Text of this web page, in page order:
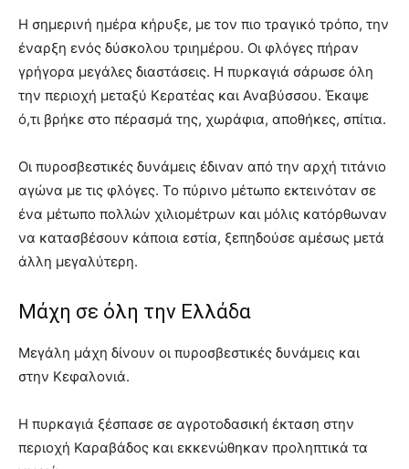
Η σημερινή ημέρα κήρυξε, με τον πιο τραγικό τρόπο, την
έναρξη ενός δύσκολου τριημέρου. Οι φλόγες πήραν
γρήγορα μεγάλες διαστάσεις. Η πυρκαγιά σάρωσε όλη
την περιοχή μεταξύ Κερατέας και Αναβύσσου. Έκαψε
ό,τι βρήκε στο πέρασμά της, χωράφια, αποθήκες, σπίτια.
Οι πυροσβεστικές δυνάμεις έδιναν από την αρχή τιτάνιο
αγώνα με τις φλόγες. Το πύρινο μέτωπο εκτεινόταν σε
ένα μέτωπο πολλών χιλιομέτρων και μόλις κατόρθωναν
να κατασβέσουν κάποια εστία, ξεπηδούσε αμέσως μετά
άλλη μεγαλύτερη.
Μάχη σε όλη την Ελλάδα
Μεγάλη μάχη δίνουν οι πυροσβεστικές δυνάμεις και
στην Κεφαλονιά.
Η πυρκαγιά ξέσπασε σε αγροτοδασική έκταση στην
περιοχή Καραβάδος και εκκενώθηκαν προληπτικά τα